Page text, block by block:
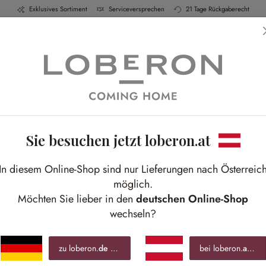
Exklusives Sortiment Serviceversprechen 21 Tage Rückgaberecht
Küche Schlafen Bad
Best-
Sie besuchen jetzt loberon.at
In diesem Online-Shop sind nur Lieferungen nach Österreich
möglich.
Möchten Sie lieber in den deutschen Online-Shop
wechseln?
zu loberon.de bei loberon.at